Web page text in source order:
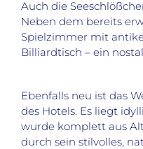
Auch die
Neben dem bereits
Spielzimmer mit
Billiardtisch – ein
Ebenfalls neu ist das
des Hotels. Es liegt
wurde komplett aus
durch sein stilvolles,